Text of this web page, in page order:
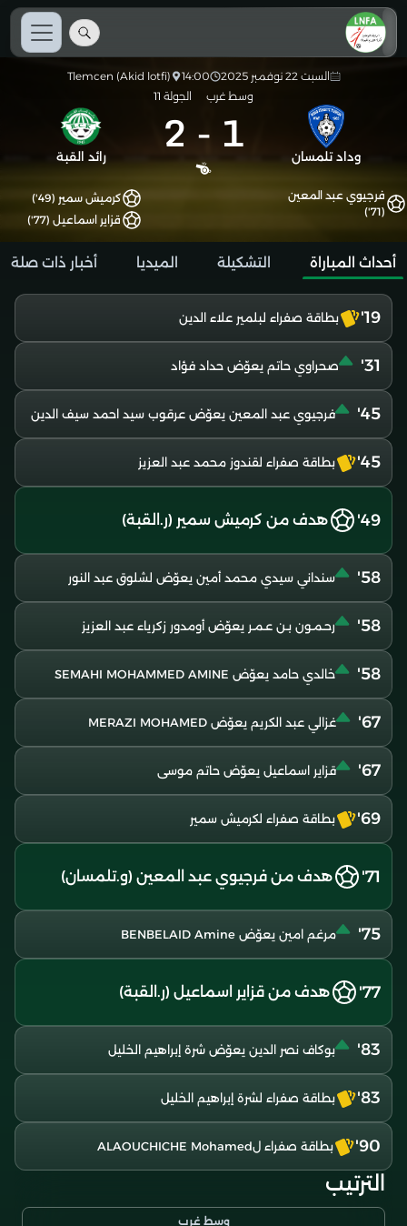
السبت 22 نوفمبر 2025 14:00
Tlemcen (Akid lotfi)
وسط غرب
الجولة 11
وداد تلمسان 1
-
2 رائد القبة
فرجيوي عبد المعين
(71')
كرميش سمير (49')
قزاير اسماعيل (77')
أحداث المباراة التشكيلة الميديا أخبار ذات صلة
19' بطاقة صفراء لبلمير علاء الدين
31' صحراوي حاتم يعوّض حداد فؤاد
45' فرجيوي عبد المعين يعوّض عرقوب سيد احمد سيف الدين
45' بطاقة صفراء لقندوز محمد عبد العزيز
49' هدف من كرميش سمير (ر.القبة)
58' سنداني سيدي محمد أمين يعوّض لشلوق عبد النور
58' رحـمـون بـن عـمـر يعوّض أومدور زكرياء عبد العزيز
58' خالدي حامد يعوّض SEMAHI MOHAMMED AMINE
67' غزالي عبد الكريم يعوّض MERAZI MOHAMED
67' قزاير اسماعيل يعوّض حاتم موسى
69' بطاقة صفراء لكرميش سمير
71' هدف من فرجيوي عبد المعين (و.تلمسان)
75' مرغم امين يعوّض BENBELAID Amine
77' هدف من قزاير اسماعيل (ر.القبة)
83' بوكاف نصر الدين يعوّض شرة إبراهيم الخليل
83' بطاقة صفراء لشرة إبراهيم الخليل
90' بطاقة صفراء لALAOUCHICHE Mohamed
الترتيب
وسط غرب